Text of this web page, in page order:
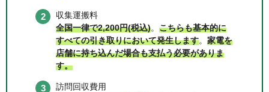
収集運搬料
全国一律で2,200円(税込)。 こちらも基本的に
すべての引き取りにおいて発生します。 家電を
店舗に持ち込んだ場合も支払う必要がありま
す。
訪問回収費用